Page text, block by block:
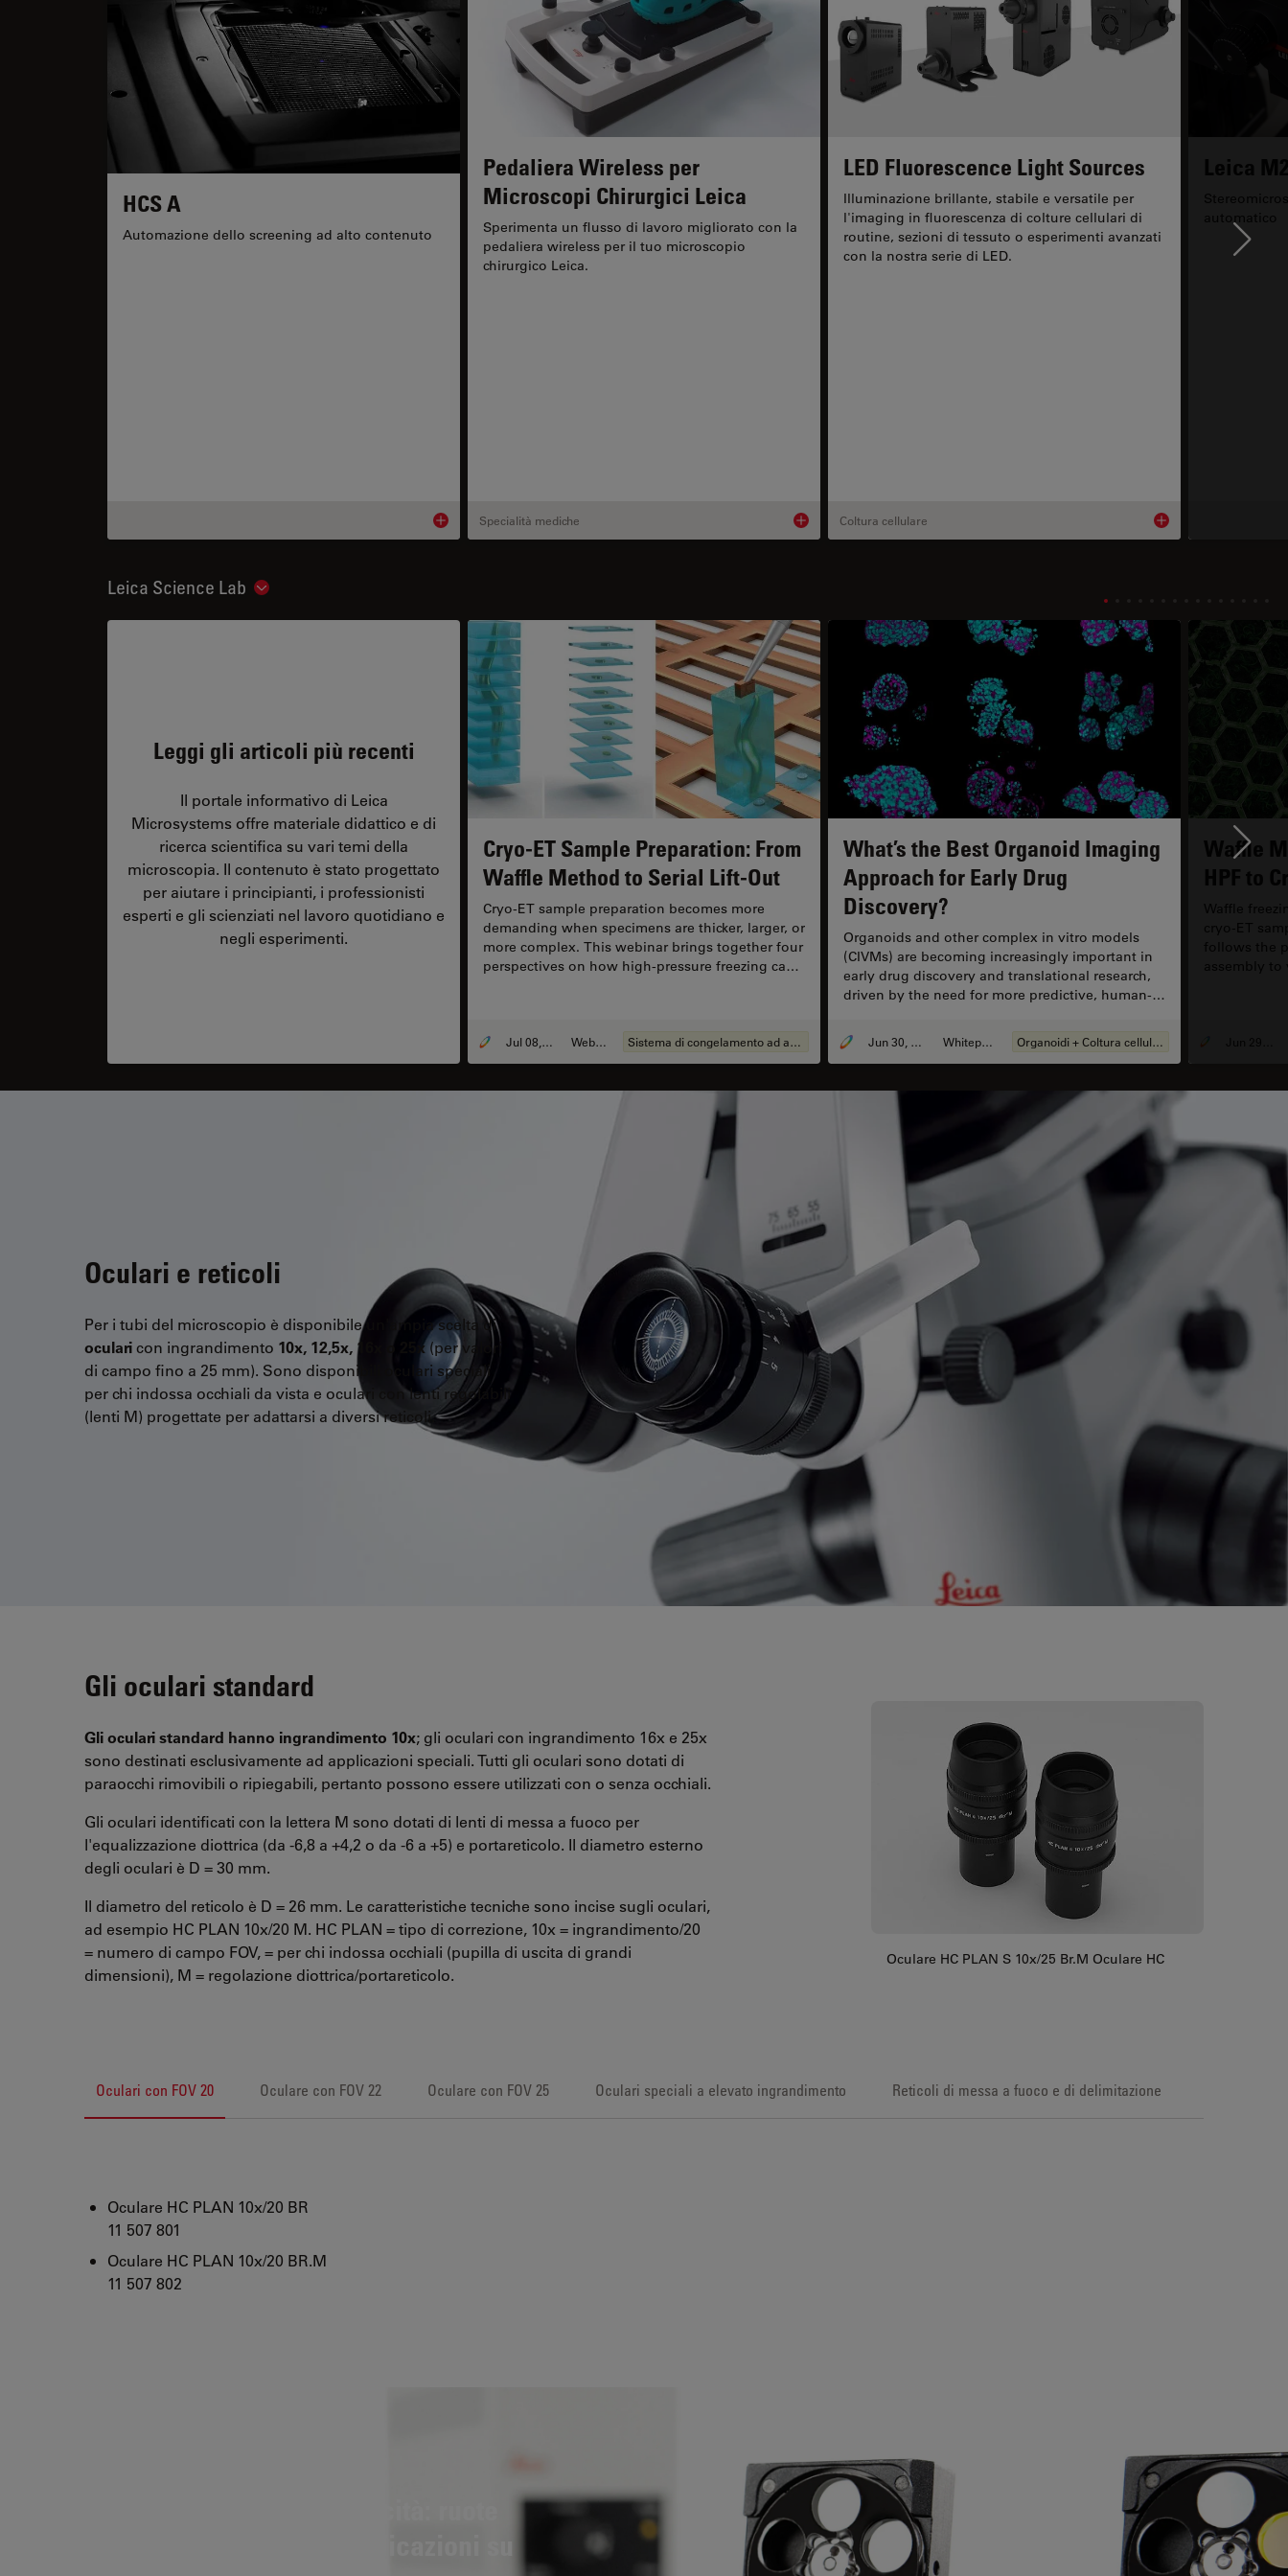
HCS A
Automazione dello screening ad alto contenuto
Product details
Pedaliera Wireless per
Microscopi Chirurgici Leica
Sperimenta un flusso di lavoro migliorato con la
pedaliera wireless per il tuo microscopio
chirurgico Leica.
Specialità mediche Product details
LED Fluorescence Light Sources
Illuminazione brillante, stabile e versatile per
l'imaging in fluorescenza di colture cellulari di
routine, sezioni di tessuto o esperimenti avanzati
con la nostra serie di LED.
Coltura cellulare Product details
Leica Science Lab Show subnavigation
Leggi gli articoli più recenti
Il portale informativo di Leica
Microsystems offre materiale didattico e di
ricerca scientifica su vari temi della
microscopia. Il contenuto è stato progettato
per aiutare i principianti, i professionisti
esperti e gli scienziati nel lavoro quotidiano e
negli esperimenti.
Cryo-ET Sample Preparation: From
Waffle Method to Serial Lift-Out
Cryo-ET sample preparation becomes more
demanding when specimens are thicker, larger, or
more complex. This webinar brings together four
perspectives on how high-pressure freezing can
out, serial lift-out, and autogrid-compatible
approaches.
Jul 08, 2026 Webinar: Sistema di congelamento ad alta pressione
What’s the Best Organoid Imaging
Approach for Early Drug
Discovery?
Organoids and other complex in vitro models
(CIVMs) are becoming increasingly important in
early drug discovery and translational research,
driven by the need for more predictive, human-
expectations. However, scientists face many
challenges when imaging and analyzing these 3D
complementary imaging and analysis workflows
can help you extract deeper insights from
complex 3D biological models.
Jun 30, 2026 Whitepaper Organoidi + Coltura cellulare 3D
Waffle
Oculari e reticoli
Per i tubi del microscopio è disponibile un'ampia scelta di
ocularicon ingrandimento 10x, 12,5x, 16x o 25x(per valori
di campo fino a 25 mm). Sono disponibili oculari speciali
per chi indossa occhiali da vista e oculari con lenti regolabili
(lenti M) progettate per adattarsi a diversi reticoli.
Gli oculari standard
Gli oculari standard hanno ingrandimento 10x; gli oculari con ingrandimento 16x e 25x
sono destinati esclusivamente ad applicazioni speciali. Tutti gli oculari sono dotati di
paraocchi rimovibili o ripiegabili, pertanto possono essere utilizzati con o senza occhiali.
Gli oculari identificati con la lettera M sono dotati di lenti di messa a fuoco per
l'equalizzazione diottrica (da -6,8 a +4,2 o da -6 a +5) e portareticolo. Il diametro esterno
degli oculari è D = 30 mm.
Il diametro del reticolo è D = 26 mm. Le caratteristiche tecniche sono incise sugli oculari,
ad esempio HC PLAN 10x/20 M. HC PLAN = tipo di correzione, 10x = ingrandimento/20
= numero di campo FOV, = per chi indossa occhiali (pupilla di uscita di grandi
dimensioni), M = regolazione diottrica/portareticolo.
Oculare HC PLAN S 10x/25 Br.M Oculare HC
Oculari con FOV 20 Oculare con FOV 22 Oculare con FOV 25 Oculari speciali a elevato ingrandimento Reticoli di messa a fuoco e di delimitazione
Oculare HC PLAN 10x/20 BR
11 507 801
Oculare HC PLAN 10x/20 BR.M
11 507 802